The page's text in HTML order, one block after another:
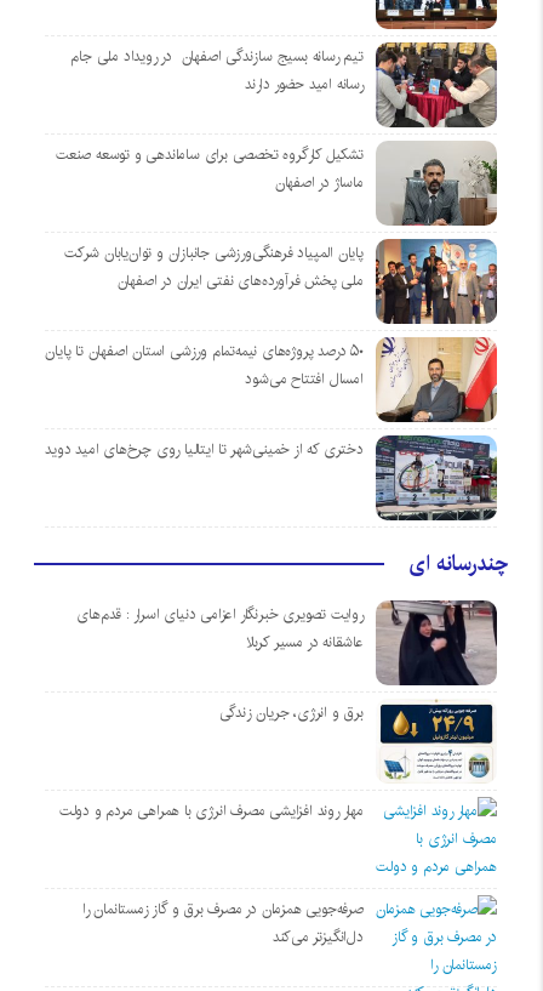
تیم رسانه بسیج سازندگی اصفهان در رویداد ملی جام
رسانه امید حضور دارند
تشکیل کارگروه تخصصی برای ساماندهی و توسعه صنعت
ماساژ در اصفهان
پایان المپیاد فرهنگی‌ورزشی جانبازان و توان‌یابان شرکت
ملی پخش فرآورده‌های نفتی ایران در اصفهان
۵۰ درصد پروژه‌های نیمه‌تمام ورزشی استان اصفهان تا پایان
امسال افتتاح می‌شود
دختری که از خمینی‌شهر تا ایتالیا روی چرخ‌های امید دوید
چندرسانه ای
روایت تصویری خبرنگار اعزامی دنیای اسرار : قدم‌های
عاشقانه در مسیر کربلا
برق و انرژی، جریان زندگی
مهار روند افزایشی مصرف انرژی با همراهی مردم و دولت
صرفه‌جویی همزمان در مصرف برق و گاز زمستانمان را
دل‌انگیزتر می‌کند